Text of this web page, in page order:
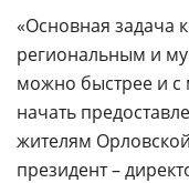
«Основная задача
региональным и
можно быстрее и
начать
жителям
президент –